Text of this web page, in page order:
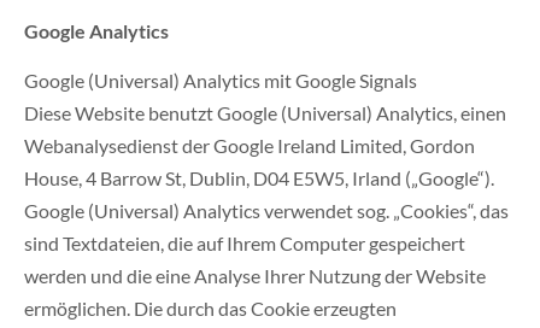
Google Analytics
Google (Universal) Analytics mit Google Signals
Diese Website benutzt Google (Universal) Analytics, einen
Webanalysedienst der Google Ireland Limited, Gordon
House, 4 Barrow St, Dublin, D04 E5W5, Irland („Google“).
Google (Universal) Analytics verwendet sog. „Cookies“, das
sind Textdateien, die auf Ihrem Computer gespeichert
werden und die eine Analyse Ihrer Nutzung der Website
ermöglichen. Die durch das Cookie erzeugten